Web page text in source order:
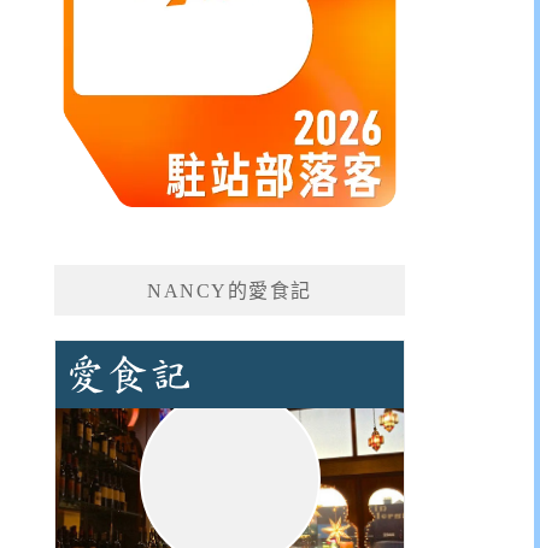
NANCY的愛食記